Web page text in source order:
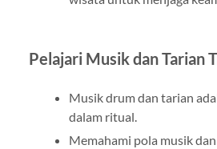
Pelajari Musik dan Tarian
Musik drum dan tarian
dalam ritual.
Memahami pola musik